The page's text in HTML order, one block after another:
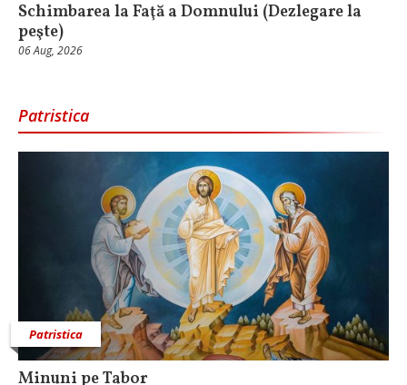
Schimbarea la Faţă a Domnului (Dezlegare la
peşte)
06 Aug, 2026
Patristica
Patristica
Minuni pe Tabor